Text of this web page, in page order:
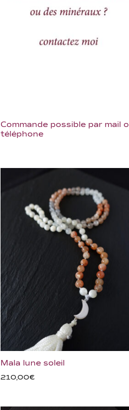
Commande possible par mail
téléphone
Mala lune soleil
210,00€